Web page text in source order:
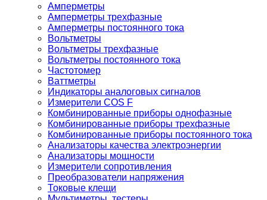
Амперметры
Амперметры трехфазные
Амперметры постоянного тока
Вольтметры
Вольтметры трехфазные
Вольтметры постоянного тока
Частотомер
Ваттметры
Индикаторы аналоговых сигналов
Измерители COS F
Комбинированные приборы однофазные
Комбинированные приборы трехфазные
Комбинированные приборы постоянного тока
Анализаторы качества электроэнергии
Анализаторы мощности
Измерители сопротивления
Преобразователи напряжения
Токовые клещи